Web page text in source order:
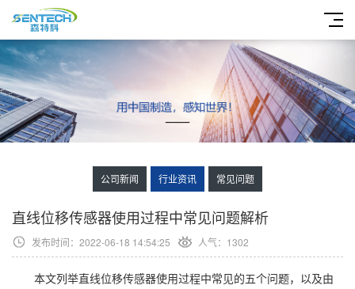
公司新闻 行业资讯 常见问题
直线位移传感器使用过程中常见问题解析
发布时间：2022-06-18 14:54:25 人气：1302
本文列举直线位移传感器使用过程中常见的五个问题，以及由